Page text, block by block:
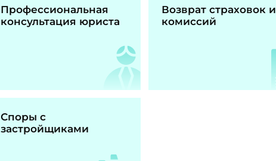
Профессиональная
консультация юриста
Возврат страховок и
комиссий
Споры с
застройщиками